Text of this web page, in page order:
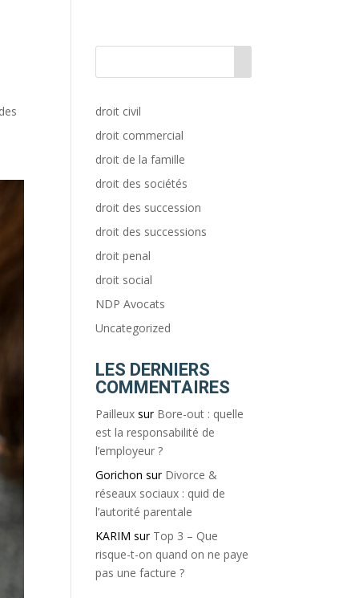
droit civil
droit commercial
droit de la famille
droit des sociétés
droit des succession
droit des successions
droit penal
droit social
NDP Avocats
Uncategorized
LES DERNIERS
COMMENTAIRES
Pailleux sur Bore-out : quelle
est la responsabilité de
l’employeur ?
Gorichon sur Divorce &
réseaux sociaux : quid de
l’autorité parentale
KARIM sur Top 3 – Que
risque-t-on quand on ne paye
pas une facture ?